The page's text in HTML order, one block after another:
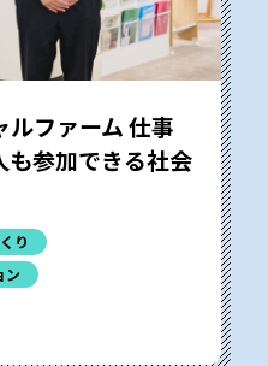
ファーム 仕事
も参加できる社会
り
ン